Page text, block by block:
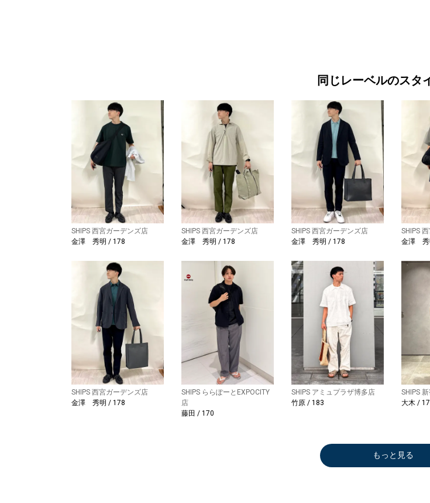
同じレーベルのスタ
SHIPS 西宮ガーデンズ店
金澤 秀明 / 178
SHIPS 西宮ガーデンズ店
金澤 秀明 / 178
SHIPS 西宮ガーデンズ店
金澤 秀明 / 178
SHIPS
金澤 秀
SHIPS 西宮ガーデンズ店
金澤 秀明 / 178
SHIPS ららぽーとEXPOCITY
店
藤田 / 170
SHIPS アミュプラザ博多店
竹原 / 183
SHIPS
大木 /
もっと見る